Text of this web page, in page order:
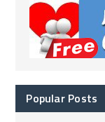
Popular Posts